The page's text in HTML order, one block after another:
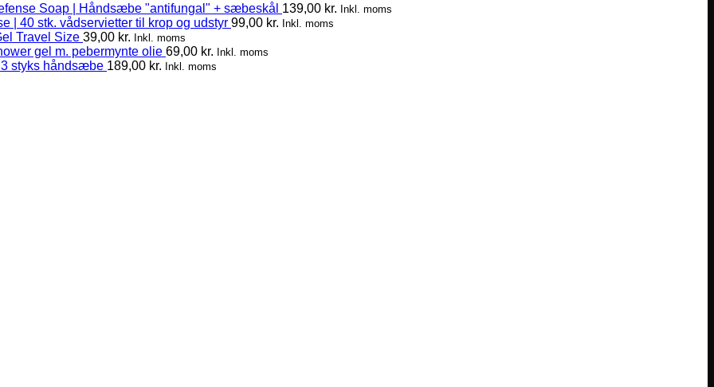
Soap | Håndsæbe "antifungal" + sæbeskål 139,00 kr. Inkl. moms
| 40 stk. vådservietter til krop og udstyr 99,00 kr. Inkl. moms
Travel Size 39,00 kr. Inkl. moms
gel m. pebermynte olie 69,00 kr. Inkl. moms
styks håndsæbe 189,00 kr. Inkl. moms